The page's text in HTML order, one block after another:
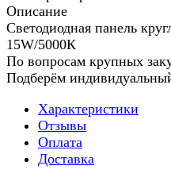
Описание
Светодиодная панель
15W/5000К
По вопросам крупных
Подберём
Характеристики
Отзывы
Оплата
Доставка